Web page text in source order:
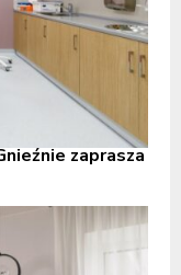
zaprasza